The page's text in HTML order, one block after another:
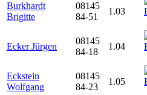
Burkhardt
Brigitte
08145
84-51
1.03
Ecker Jürgen
08145
84-18
1.04
Eckstein
Wolfgang
08145
84-23
1.05